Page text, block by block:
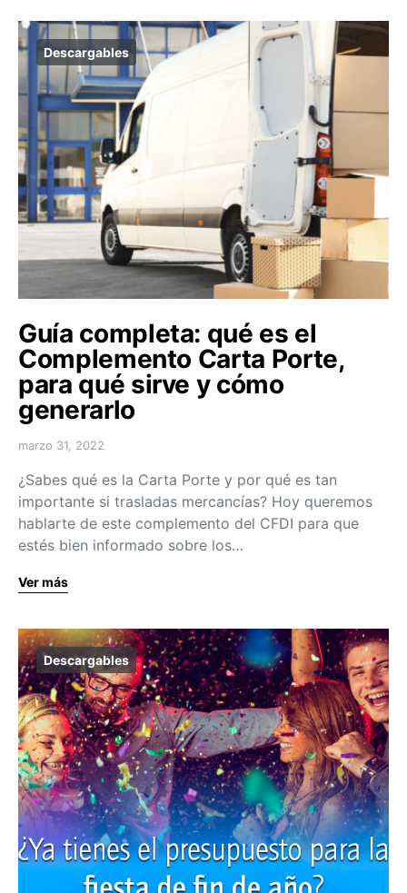
Descargables
Guía completa: qué es el
Complemento Carta Porte,
para qué sirve y cómo
generarlo
marzo 31, 2022
¿Sabes qué es la Carta Porte y por qué es tan
importante si trasladas mercancías? Hoy queremos
hablarte de este complemento del CFDI para que
estés bien informado sobre los…
Ver más
Descargables